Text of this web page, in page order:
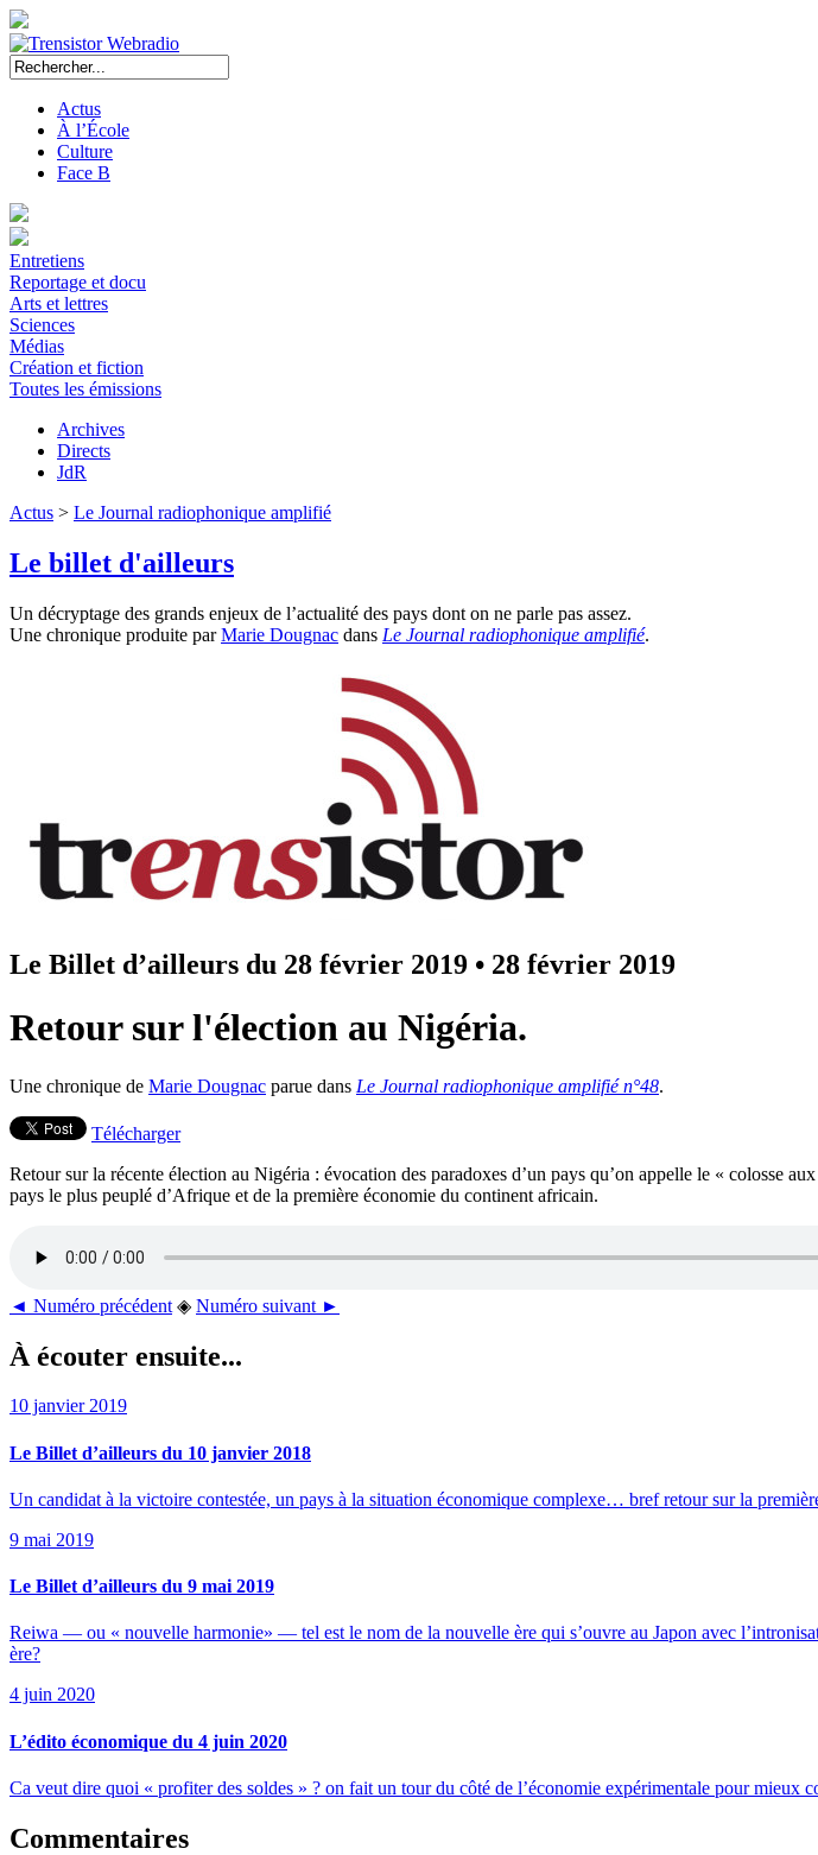
Actus
À l’École
Culture
Face B
Entretiens
Reportage et docu
Arts et lettres
Sciences
Médias
Création et fiction
Toutes les émissions
Archives
Directs
JdR
Actus > Le Journal radiophonique amplifié
Le billet d'ailleurs
Un décryptage des grands enjeux de l’actualité des pays dont on ne parle pas assez.
Une chronique produite parMarie Dougnac dans Le Journal radiophonique amplifié.
Le Billet d’ailleurs du 28 février 2019 • 28 février 2019
Retour sur l'élection au Nigéria.
Une chronique de Marie Dougnac parue dans Le Journal radiophonique amplifié n°48.
Télécharger
Retour sur la récente élection au Nigéria : évocation des paradoxes d’un pays qu’on appelle le « colosse
pays le plus peuplé d’Afrique et de la première économie du continent africain.
◄ Numéro précédent ◈ Numéro suivant ►
À écouter ensuite...
10 janvier 2019
Le Billet d’ailleurs du 10 janvier 2018
Un candidat à la victoire contestée, un pays à la situation économique complexe… bref retour sur la
9 mai 2019
Le Billet d’ailleurs du 9 mai 2019
Reiwa — ou « nouvelle harmonie» — tel est le nom de la nouvelle ère qui s’ouvre au Japon avec
ère?
4 juin 2020
L’édito économique du 4 juin 2020
Ca veut dire quoi « profiter des soldes » ? on fait un tour du côté de l’économie expérimentale pour mieux
Commentaires